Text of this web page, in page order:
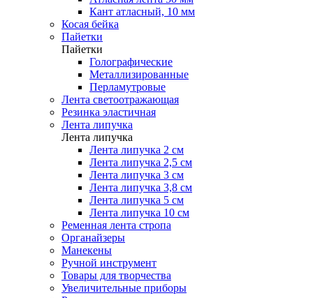
Кант атласный, 10 мм
Косая бейка
Пайетки
Пайетки
Голографические
Металлизированные
Перламутровые
Лента светоотражающая
Резинка эластичная
Лента липучка
Лента липучка
Лента липучка 2 см
Лента липучка 2,5 см
Лента липучка 3 см
Лента липучка 3,8 см
Лента липучка 5 см
Лента липучка 10 см
Ременная лента стропа
Органайзеры
Манекены
Ручной инструмент
Товары для творчества
Увеличительные приборы